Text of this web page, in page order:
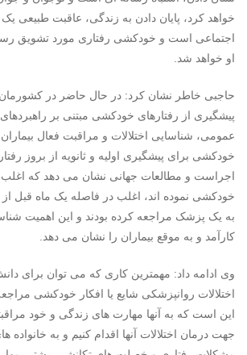
خواهد کرد، پایان دادن به زندگی، عاقبت طبیعی
اجتماعی است و خودکشی رفتاری مورد تشویق
او خواهد شد.
حاجبی خاطر نشان کرد: در حال حاضر در
پیشگیری از رفتارهای خودکشی مبتنی بر
عمومی، شناسایی اختلالات و مراقبت فعال بیماران
خودکشی برای پیشگیری اولیه و ثانویه از بروز
اجراست و مطالعات جهانی نشان می دهد که اغلب
خودکشی نموده اند، اغلب در فاصله یک ماه قبل
به یک پزشک مراجعه کرده بودند و این اهمیت
کارآمد و به موقع بیماران را نشان می دهد.
وی ادامه داد: مهمترین کاری که می توان برای
اختلالات روانپزشکی شایع یا افکار خودکشی
این است که به آنها مهارت های زندگی و خود
جهت درمان اختلالات آنها اقدام کنیم و به خانواده